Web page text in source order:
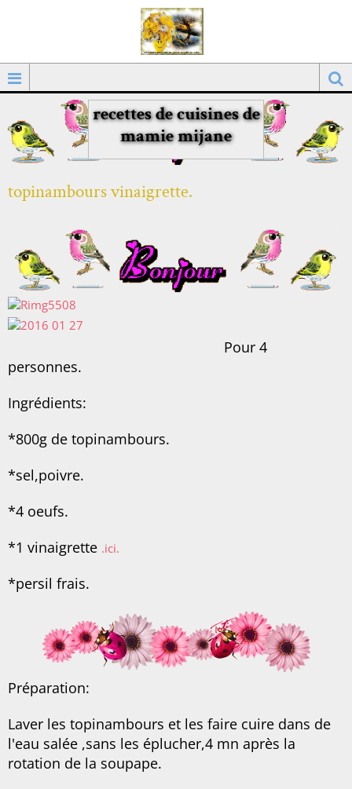
recettes de cuisines de
mamie mijane
topinambours vinaigrette.
Pour 4
personnes.
Ingrédients:
*800g de topinambours.
*sel,poivre.
*4 oeufs.
*1 vinaigrette .ici.
*persil frais.
Préparation:
Laver les topinambours et les faire cuire dans de
l'eau salée ,sans les éplucher,4 mn après la
rotation de la soupape.